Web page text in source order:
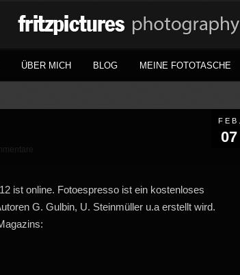
ÜBER MICH BLOG MEINE FOTOTASCHE
FEB.
07
ist online. Fotoespresso ist ein kostenloses
G. Gulbin, U. Steinmüller u.a erstellt wird.